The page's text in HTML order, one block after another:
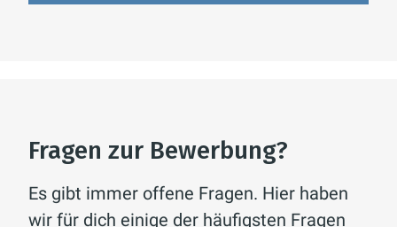
Fragen zur Bewerbung?
Es gibt immer offene Fragen. Hier haben
wir für dich einige der häufigsten Fragen